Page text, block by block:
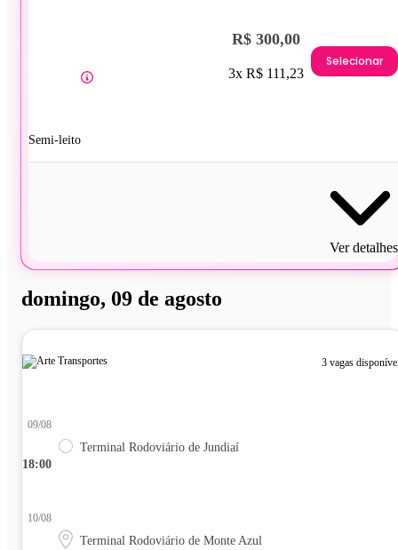
Semi-leito
R$ 300,00
3x R$ 111,23
Selecionar
Ver detalhes
domingo, 09 de agosto
3 vagas
18:00
09/08
Terminal Rodoviário de Jundiaí
10/08
Terminal Rodoviário de Monte Azul